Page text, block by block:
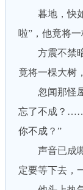
暮地，快如
啦”，他竟将
方震不禁暗
竟将一棵大树
忽闻那怪屋
忘了不成？
你不成？”
声音已成嘶
定要等下去，